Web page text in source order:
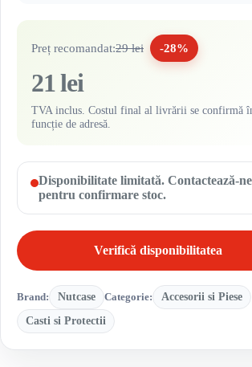
Preț recomandat:29 lei -28%
21 lei
TVA inclus. Costul final al livrării se confirmă
funcție de adresă.
Disponibilitate limitată. Contactează-ne
pentru confirmare stoc.
Verifică disponibilitatea
Brand: Nutcase Categorie:
Accesorii si Piese
Casti si Protectii